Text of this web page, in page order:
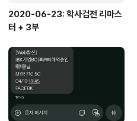
2020-06-23: 학사검전 리마스
터 + 3부